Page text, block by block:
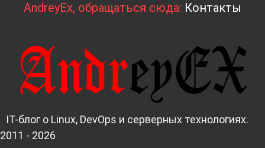
AndreyEx, обращаться сюда: Контакты
IT-блог о Linux, DevOps и серверных технологиях.
2011 - 2026